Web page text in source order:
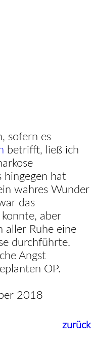
sofern es
betrifft, ließ ich
hingegen hat
wahres Wunder
das
aber
aller Ruhe eine
durchführte.
Angst
OP.
2018
zurück